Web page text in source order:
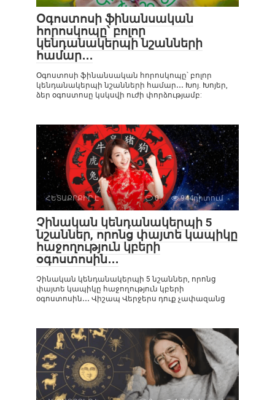
Օգոստոսի ֆինանսական
հորոսկոպը՝ բոլոր
կենդանակերպի նշանների
համար․․․
Օգոստոսի ֆինանսական հորոսկոպը՝ բոլոր
կենդանակերպի նշանների համար․․․ Խոյ. Խոյեր,
ձեր օգոստոսը կսկսվի ուժի փորձությամբ:
ՀԵՏԱՔՐՔԻՐ Է 0 944դիտում
Չինական կենդանակերպի 5
նշաններ, որոնց փայտե կապիկը
հաջողություն կբերի
օգոստոսին․․․
Չինական կենդանակերպի 5 նշաններ, որոնց
փայտե կապիկը հաջողություն կբերի
օգոստոսին․․․ Վիշապ Վերջերս դուք չափազանց